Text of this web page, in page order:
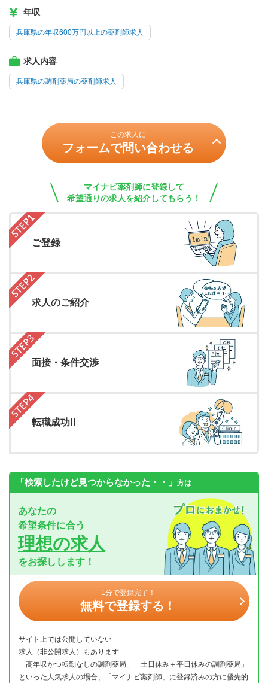
年収
兵庫県の年収600万円以上の薬剤師求人
求人内容
兵庫県の調剤薬局の薬剤師求人
この求人に
フォームで問い合わせる
マイナビ薬剤師に登録して
希望通りの求人を紹介してもらう！
ご登録
求人のご紹介
面接・条件交渉
転職成功!!
「検索したけど見つからなかった・・」 方は
あなたの
希望条件に合う
理想の求人
をお探しします！
1分で登録完了！
無料で登録する！
サイト上では公開していない
求人（非公開求人）もあります
「高年収かつ転勤なしの調剤薬局」「土日休み＋平日休みの調剤薬局」
といった人気求人の場合、「マイナビ薬剤師」に登録済みの方に優先的